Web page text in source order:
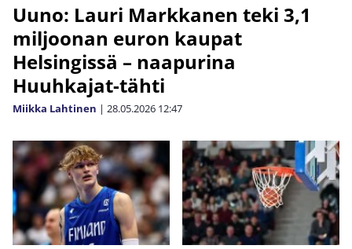
Uuno: Lauri Markkanen teki 3,1
miljoonan euron kaupat
Helsingissä – naapurina
Huuhkajat-tähti
Miikka Lahtinen | 28.05.2026 12:47